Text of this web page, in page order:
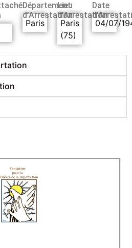
Département
d’Arrestation
Paris
Lieu
d’Arrestation
Paris
(75)
Date
04/07/